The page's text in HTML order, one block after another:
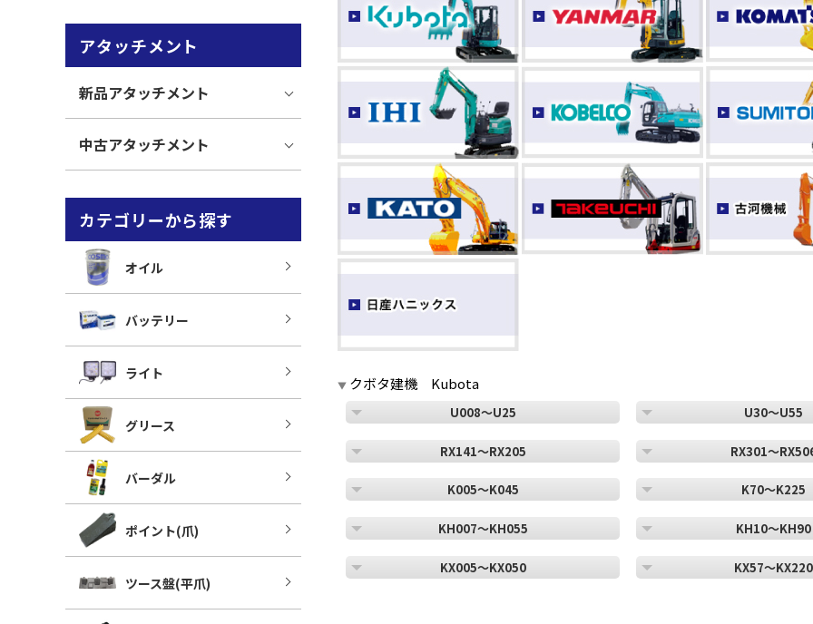
▼ クボタ建機 Kubota
U008～U25 U30～U55
RX141～RX205 RX301～
K005～K045 K70～K225
KH007～KH055 KH10～KH90
KX005～KX050 KX57～KX220
アタッチメント
新品アタッチメント
中古アタッチメント
カテゴリーから探す
オイル
バッテリー
ライト
グリース
バーダル
ポイント(爪)
ツース盤(平爪)